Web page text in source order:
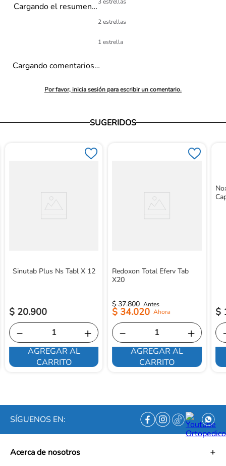
Cargando el resumen…
2 estrellas
1 estrella
Por favor, inicia sesión para escribir un comentario.
Cargando comentarios…
SUGERIDOS
Sinutab Plus Ns Tabl X 12
$ 20.900
＋
－
AGREGAR AL
CARRITO
Redoxon Total Eferv Tab
X20
$ 37.800
$ 34.020
＋
－
AGREGAR AL
CARRITO
$
SÍGUENOS EN:
Acerca de nosotros